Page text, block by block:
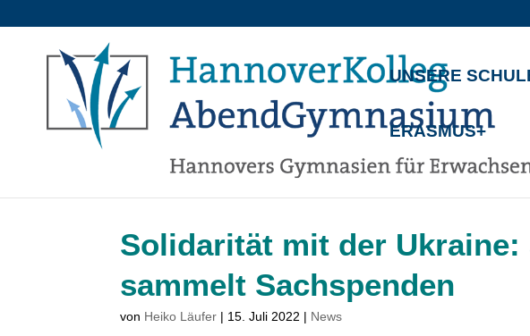
UNSERE
ERASMUS+
Solidarität mit der
sammelt Sachspenden
von Heiko Läufer | 15. Juli 2022 | News